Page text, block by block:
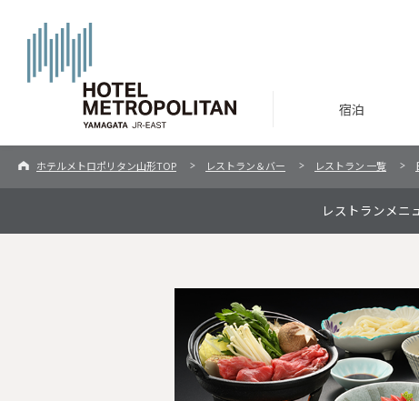
宿泊
ホテルメトロポリタン山形TOP レストラン＆バー レストラン 一覧
レストランメニ